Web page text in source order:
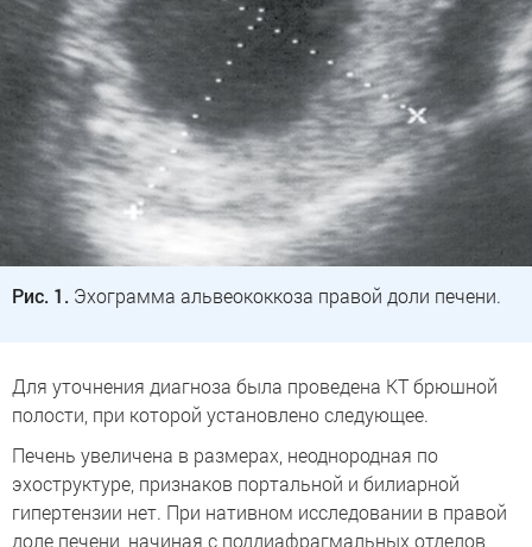
Рис. 1. Эхограмма альвеококкоза правой доли печени.
Для уточнения диагноза была проведена КТ брюшной
полости, при которой установлено следующее.
Печень увеличена в размерах, неоднородная по
эхоструктуре, признаков портальной и билиарной
гипертензии нет. При нативном исследовании в правой
доле печени, начиная с поддиафрагмальных отделов,